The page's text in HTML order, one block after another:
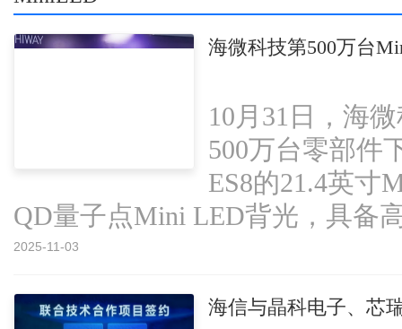
海微科技第500万台
10月31日，海
500万台零部件
ES8的21.4英寸
QD量子点Mini LED背光，具备
2025-11-03
海信与晶科电子、芯